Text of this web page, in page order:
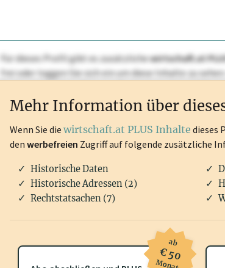
Für dieses Profil gibt es zusätzlichewirtschaft.at
frei oder loggen Sie sich ein um diese Inhalte zu
Mehr Information über
Wenn Sie die wirtschaft.at PLUS Inhalte dieses
den werbefreien Zugriff auf folgende zusätzliche
Historische Daten
Historische Adressen (2)
Rechtstatsachen (7)
ab
€ 50